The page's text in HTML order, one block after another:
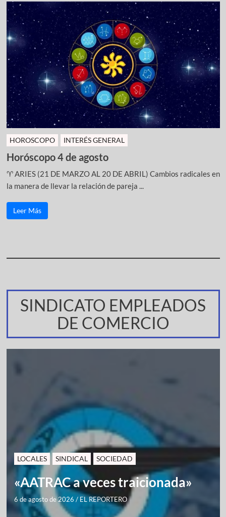
HOROSCOPO INTERÉS GENERAL
Horóscopo 4 de agosto
♈ ARIES (21 DE MARZO AL 20 DE ABRIL) Cambios radicales en
la manera de llevar la relación de pareja ...
Leer Más
SINDICATO EMPLEADOS
DE COMERCIO
LOCALES SINDICAL SOCIEDAD
«AATRAC a veces traicionada»
6 de agosto de 2026 / EL REPORTERO